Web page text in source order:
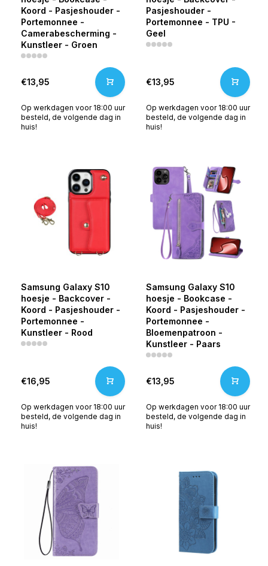
Koord - Pasjeshouder -
Portemonnee -
Camerabescherming -
Kunstleer - Groen
€13,95
Op werkdagen voor 18:00 uur
besteld, de volgende dag in
huis!
Pasjeshouder -
Portemonnee - TPU -
Geel
€13,95
Op werkdagen voor 18:00 uur
besteld, de volgende dag in
huis!
Samsung Galaxy S10
hoesje - Backcover -
Koord - Pasjeshouder -
Portemonnee -
Kunstleer - Rood
€16,95
Op werkdagen voor 18:00 uur
besteld, de volgende dag in
huis!
Samsung Galaxy S10
hoesje - Bookcase -
Koord - Pasjeshouder -
Portemonnee -
Bloemenpatroon -
Kunstleer - Paars
€13,95
Op werkdagen voor 18:00 uur
besteld, de volgende dag in
huis!